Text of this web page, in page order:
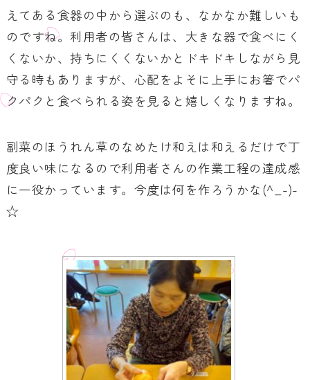
えてある食器の中から選ぶのも、なかなか難しいも
のですね。利用者の皆さんは、大きな器で食べにく
くないか、持ちにくくないかとドキドキしながら見
守る時もありますが、心配をよそに上手にお箸でパ
クパクと食べられる姿を見ると嬉しくなりますね。
副菜のほうれん草のなめたけ和えは和えるだけで丁
度良い味になるので利用者さんの作業工程の達成感
に一役かっています。今度は何を作ろうかな (^_-)-
☆